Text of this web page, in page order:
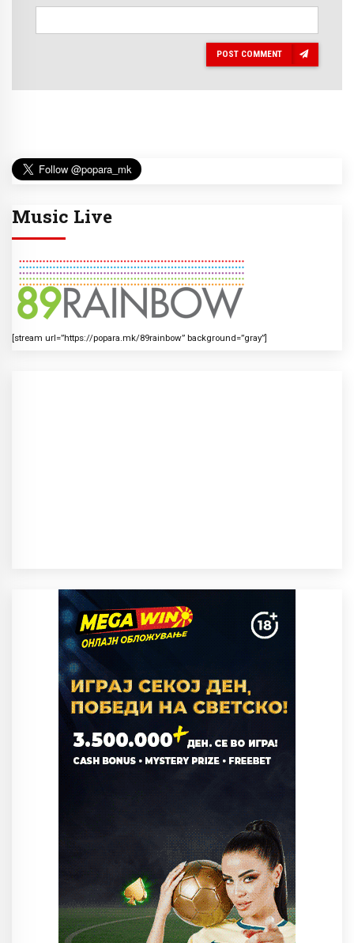
POST COMMENT
Music Live
[stream url=”https://popara.mk/89rainbow” background=”gray”]